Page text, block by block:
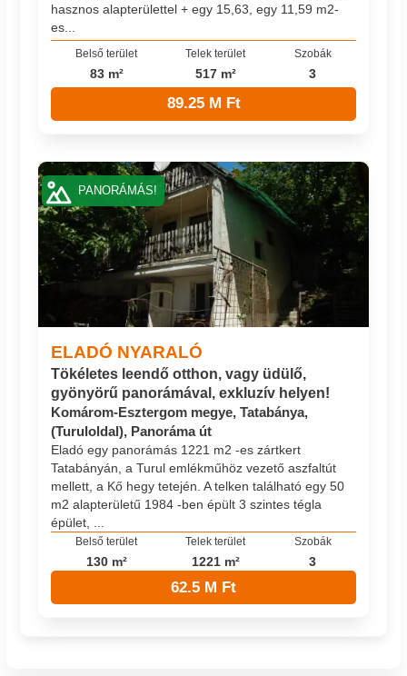
hasznos alapterülettel + egy 15,63, egy 11,59 m2-
es...
Belső terület
83 m²
Telek terület
517 m²
Szobák
3
89.25 M Ft
ELADÓ NYARALÓ
Tökéletes leendő otthon, vagy üdülő,
gyönyörű panorámával, exkluzív helyen!
Komárom-Esztergom megye, Tatabánya,
(Turuloldal), Panoráma út
Eladó egy panorámás 1221 m2 -es zártkert
Tatabányán, a Turul emlékműhöz vezető aszfaltút
mellett, a Kő hegy tetején. A telken található egy 50
m2 alapterületű 1984 -ben épült 3 szintes tégla
épület, ...
Belső terület
130 m²
Telek terület
1221 m²
Szobák
3
62.5 M Ft
PANORÁMÁS!